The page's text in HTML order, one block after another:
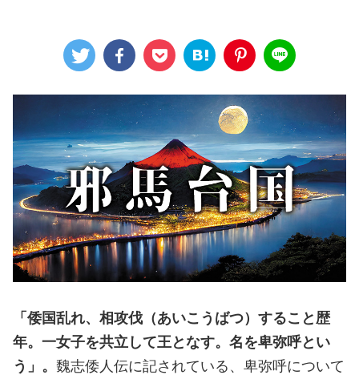
「倭国乱れ、相攻伐（あいこうばつ）すること歴
年。一女子を共立して王となす。名を卑弥呼とい
う」。 魏志倭人伝に記されている、卑弥呼について